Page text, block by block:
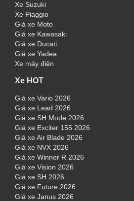
Xe Suzuki
Xe Piaggio
Giá xe Moto
Giá xe Kawasaki
Giá xe Ducati
Giá xe Yadea
Xe máy điện
Xe HOT
Giá xe Vario 2026
Giá xe Lead 2026
Giá xe SH Mode 2026
Giá xe Exciter 155 2026
Giá xe Air Blade 2026
Giá xe NVX 2026
Giá xe Winner R 2026
Giá xe Vision 2026
Giá xe SH 2026
Giá xe Future 2026
Giá xe Janus 2026